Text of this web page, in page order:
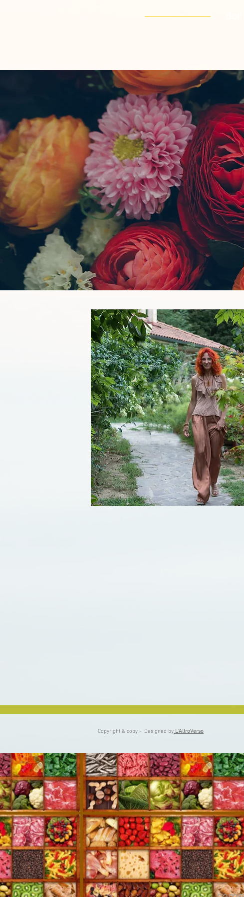
---------------------------------dott.
Copyright & copy - Designed by L'AltroVerso